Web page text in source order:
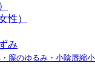
性）
み
・膣のゆるみ・小陰唇縮小